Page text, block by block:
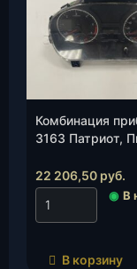
Комбинация
3163 Патриот,
3801040-45), шт.
22 206,50 руб.
◉ В
В корзину